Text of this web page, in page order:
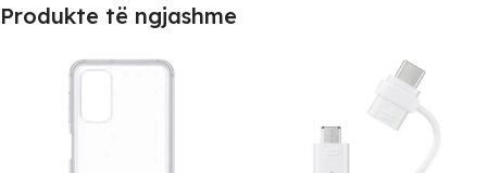
Produkte të ngjashme